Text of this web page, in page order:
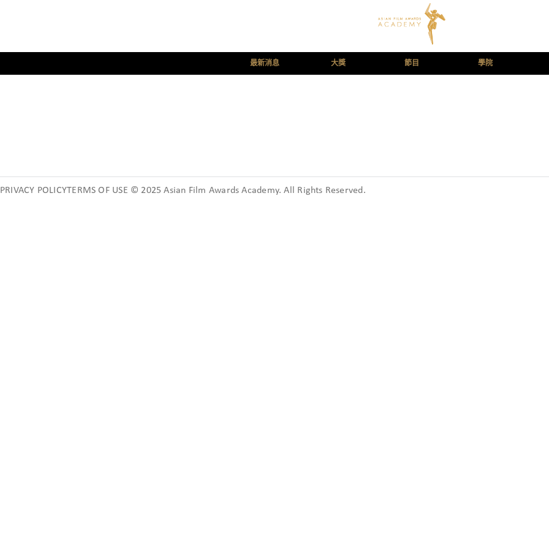
最新消息 大獎 節目 學院
PRIVACY POLICYTERMS OF USE © 2025 Asian Film Awards Academy. All Rights Reserved.